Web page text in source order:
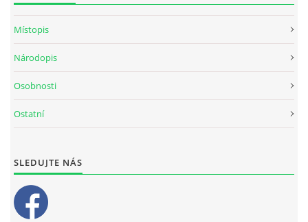
Místopis
Národopis
Osobnosti
Ostatní
SLEDUJTE NÁS